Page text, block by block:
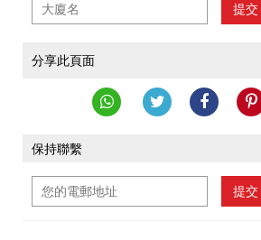
提交
分享此頁面
保持聯繫
提交